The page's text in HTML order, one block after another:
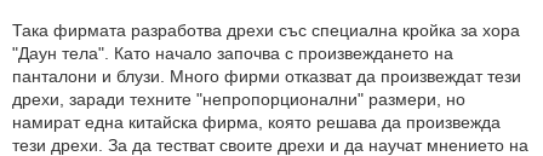
Така фирмата разработва дрехи със специална кройка за хора
"Даун тела". Като начало започва с произвеждането на
панталони и блузи. Много фирми отказват да произвеждат тези
дрехи, заради техните "непропорционални" размери, но
намират една китайска фирма, която решава да произвежда
тези дрехи. За да тестват своите дрехи и да научат мнението на